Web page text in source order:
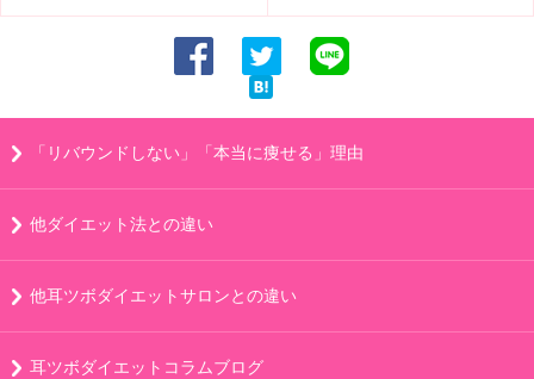
「リバウンドしない」「本当に痩せる」理由
他ダイエット法との違い
他耳ツボダイエットサロンとの違い
耳ツボダイエットコラムブログ